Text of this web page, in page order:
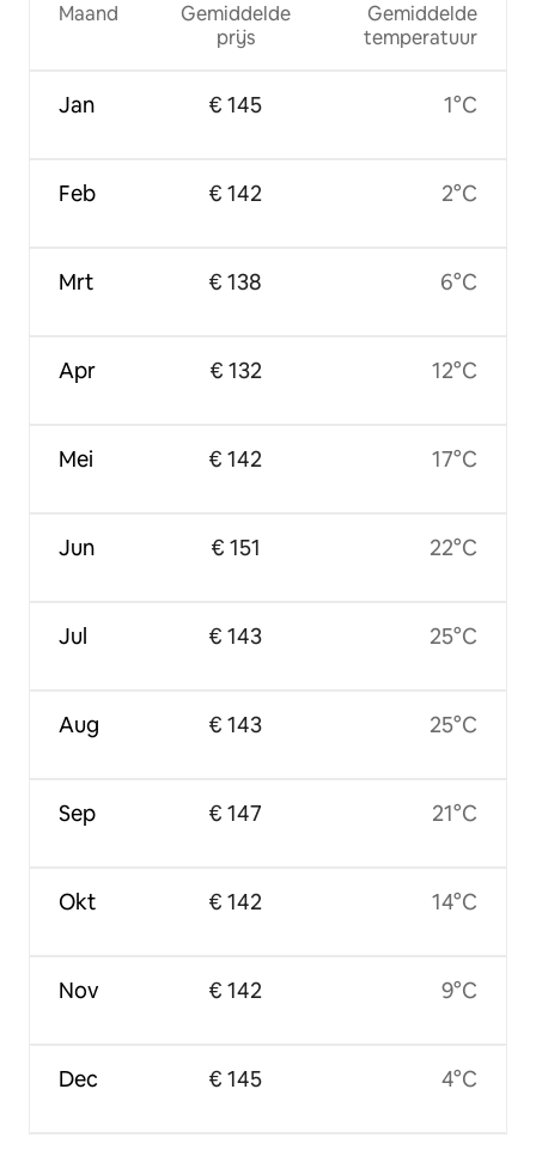
Maand
Jan
Feb
Mrt
Apr
Mei
Jun
Jul
Aug
Sep
Okt
Nov
Dec
Gemiddelde
prijs
€ 145
€ 142
€ 138
€ 132
€ 142
€ 151
€ 143
€ 143
€ 147
€ 142
€ 142
€ 145
Gemiddelde
temperatuur
1°C
2°C
6°C
12°C
17°C
22°C
25°C
25°C
21°C
14°C
9°C
4°C